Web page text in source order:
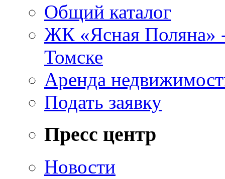
Общий каталог
ЖК «Ясная Поляна»
Томске
Аренда
Подать заявку
Пресс центр
Новости